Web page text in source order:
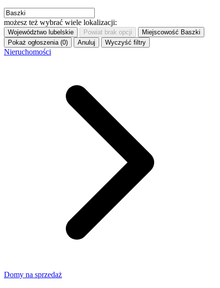
możesz też wybrać wiele lokalizacji:
Województwo lubelskie Powiat brak opcji Miejscowość Baszki
Pokaż ogłoszenia (0)
Anuluj Wyczyść filtry
Nieruchomości
Domy na sprzedaż